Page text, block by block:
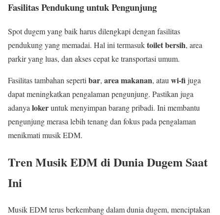
Fasilitas Pendukung untuk Pengunjung
Spot dugem yang baik harus dilengkapi dengan fasilitas
pendukung yang memadai. Hal ini termasuktoilet bersih, area
parkir yang luas, dan akses cepat ke transportasi umum.
Fasilitas tambahan seperti bar, area makanan, atau wi-fijuga
dapat meningkatkan pengalaman pengunjung. Pastikan juga
adanya lokeruntuk menyimpan barang pribadi. Ini membantu
pengunjung merasa lebih tenang dan fokus pada pengalaman
menikmati musik EDM.
Tren Musik EDM di Dunia Dugem Saat
Ini
Musik EDM terus berkembang dalam dunia dugem, menciptakan